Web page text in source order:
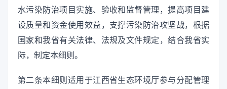
水污染防治项目实施、验收和监督管理，提高项目建
设质量和资金使用效益，支撑污染防治攻坚战，根据
国家和我省有关法律、法规及文件规定，结合我省实
际，制定本细则。
第二条本细则适用于江西省生态环境厅参与分配管理